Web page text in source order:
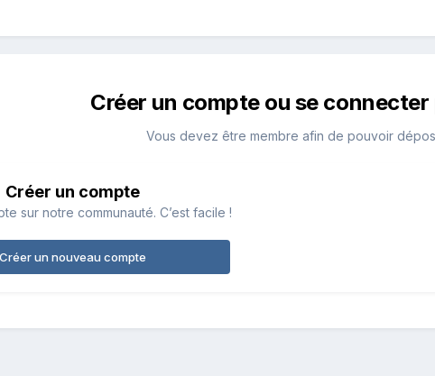
Créer un compte ou se
Vous devez être membre afin de pouvoir
Créer un compte
sur notre communauté. C’est facile !
Créer un nouveau compte